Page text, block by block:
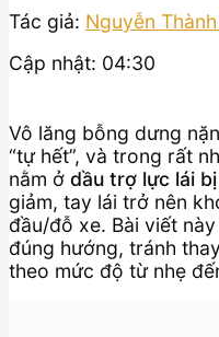
Tác giả: Nguyễn
Cập nhật: 04:30
Vô lăng bỗng dưng
“tự hết”, và trong rất
nằm ở dầu trợ lực lái
giảm, tay lái trở nên
đầu/đỗ xe. Bài viết
đúng hướng, tránh
theo mức độ từ nhẹ